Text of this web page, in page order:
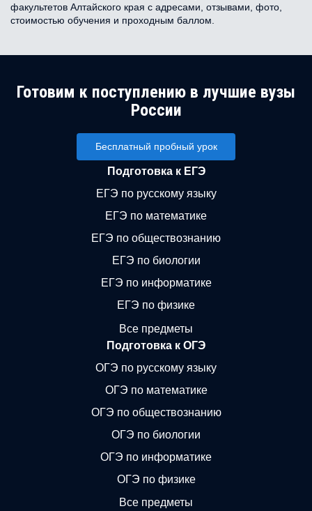
факультетов Алтайского края с адресами, отзывами, фото,
стоимостью обучения и проходным баллом.
Готовим к поступлению в лучшие вузы
России
Бесплатный пробный урок
Подготовка к ЕГЭ
ЕГЭ по русскому языку
ЕГЭ по математике
ЕГЭ по обществознанию
ЕГЭ по биологии
ЕГЭ по информатике
ЕГЭ по физике
Все предметы
Подготовка к ОГЭ
ОГЭ по русскому языку
ОГЭ по математике
ОГЭ по обществознанию
ОГЭ по биологии
ОГЭ по информатике
ОГЭ по физике
Все предметы